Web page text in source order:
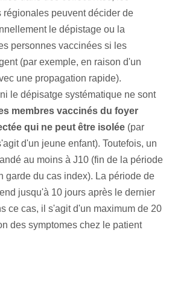
régionales peuvent décider de
le dépistage ou la
personnes vaccinées si les
(par exemple, en raison d'un
une propagation rapide).
le dépisatge systématique ne sont
membres vaccinés du foyer
qui ne peut être isolée (par
d'un jeune enfant). Toutefois, un
au moins à J10 (fin de la période
garde du cas index). La période de
jusqu'à 10 jours après le dernier
ce cas, il s'agit d'un maximum de 20
des symptomes chez le patient